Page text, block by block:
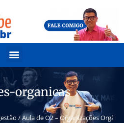
organicas
/Aula de O2 – Organizações